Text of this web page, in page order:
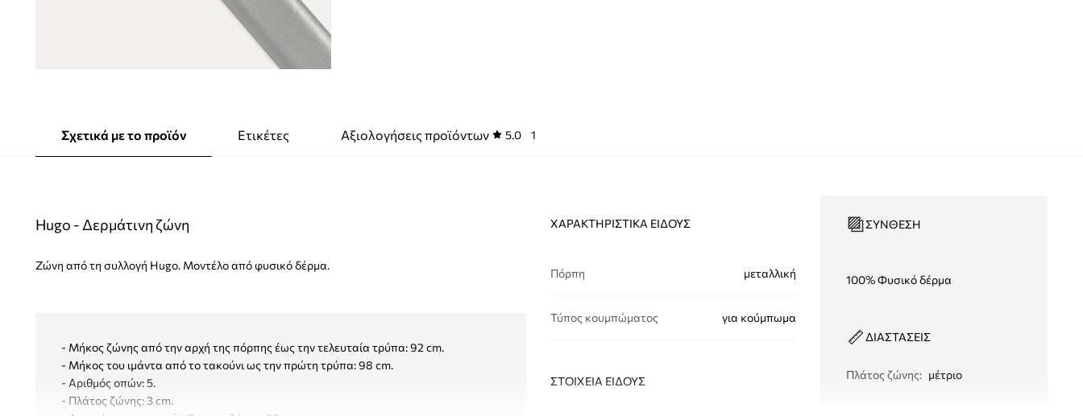
Σχετικά με το προϊόν Ετικέτες Αξιολογήσεις προϊόντων 5.0 1
Hugo - Δερμάτινη ζώνη
Ζώνη από τη συλλογή Hugo. Μοντέλο από φυσικό δέρμα.
- Μήκος ζώνης από την αρχή της πόρπης έως την τελευταία τρύπα: 92 cm.
- Μήκος του ιμάντα από το τακούνι ως την πρώτη τρύπα: 98 cm.
- Αριθμός οπών: 5.
- Πλάτος ζώνης: 3 cm.
ΧΑΡΑΚΤΗΡΙΣΤΙΚΆ ΕΊΔΟΥΣ
Πόρπη μεταλλική
Τύπος κουμπώματος για κούμπωμα
ΣΤΟΙΧΕΊΑ ΕΊΔΟΥΣ
ΣΎΝΘΕΣΗ
100% Φυσικό δέρμα
ΔΙΑΣΤΑΣΕΙΣ
Πλάτος ζώνης: μέτριο